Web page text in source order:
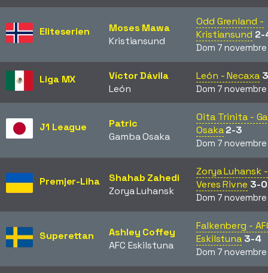
Eliteserien
Moses Mawa
Kristiansund
Odd Grenland -
Kristiansund 2-
Dom 7
Liga MX
Víctor Dávila
León
León - Necaxa
Dom 7
J1 League
Patric
Gamba Osaka
Oita Trinita -
Osaka 2-3
Dom 7
Premjer-Liha
Shahab Zahedi
Zorya Luhansk
Zorya Luhansk -
Veres Rivne 3-0
Dom 7
Superettan
Ashley Coffey
AFC Eskilstuna
Falkenberg -
Eskilstuna 3-4
Dom 7